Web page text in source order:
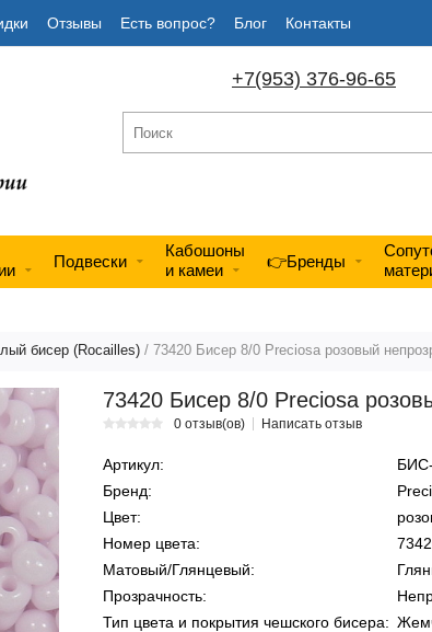
Отзывы Есть вопрос? Блог Контакты
+7(953) 376-96-65
Подвески
Кабошоны
и камеи
👉Бренды
бисер (Rocailles) / 73420 Бисер 8/0 Preciosa розовый
73420 Бисер 8/0 Preciosa
0 отзыв(ов) Написать отзыв
Артикул:
Бренд:
Цвет:
Номер цвета:
Матовый/Глянцевый:
Прозрачность:
Тип цвета и покрытия чешского бисера: